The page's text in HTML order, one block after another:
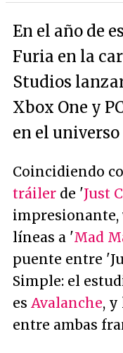
En el año de
Furia en la
Studios
Xbox One y
en el
Coincidiendo
tráiler de 'Just
impresionante,
líneas a 'Mad
puente entre
Simple: el
es Avalanche, y
entre ambas